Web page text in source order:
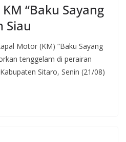
“Baku Sayang
Siau
Motor (KM) “Baku Sayang
tenggelam di perairan
Sitaro, Senin (21/08)